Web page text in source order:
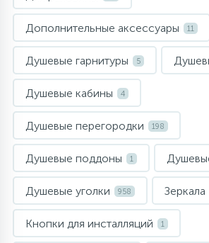
Комплектующие
На борт ванны
Ручные души
Верхние души
Дополнительные аксессуары
Щетки для унитаза
Дополнительные аксессуары 11
Душевые гарнитуры 5
Душевые кабины 4
Душевые перегородки 198
Душевые поддоны 1
Душевые уголки 958 Зеркала
Кнопки для инсталляций 1